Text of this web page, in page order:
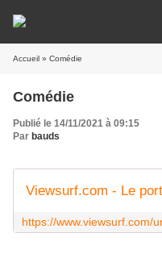
Accueil » Comédie
Comédie
Publié le 14/11/2021 à 09:15
Par bauds